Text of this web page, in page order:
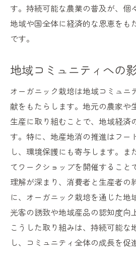
す。持続可能な農業の普及が、個
地域や国全体に経済的な恩恵をも
です。
地域コミュニティへの
オーガニック栽培は地域コミュニ
献をもたらします。地元の農家や
生産に取り組むことで、地域経済
す。特に、地産地消の推進はフー
し、環境保護にも寄与します。ま
てワークショップを開催すること
理解が深まり、消費者と生産者の
に、オーガニック栽培を通じた地
光客の誘致や地域産品の認知度向
こうした取り組みは、持続可能な
し、コミュニティ全体の成長を促